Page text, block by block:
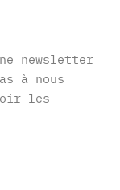
newsletter
à nous
les